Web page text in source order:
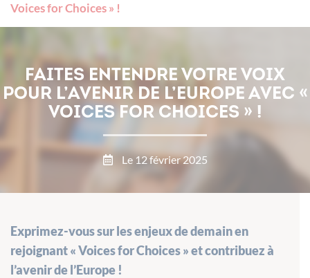
Voices for Choices » !
FAITES ENTENDRE VOTRE VOIX
POUR L’AVENIR DE L’EUROPE AVEC «
VOICES FOR CHOICES » !
Le 12 février 2025
Exprimez-vous sur les enjeux de demain en
rejoignant « Voices for Choices » et contribuez à
l’avenir de l’Europe !